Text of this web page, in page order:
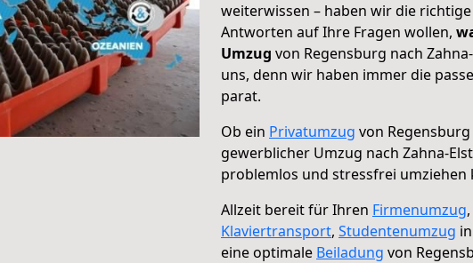
weiterwissen – haben wir die
Antworten auf Ihre Fragen wollen,
Umzug von Regensburg nach
uns, denn wir haben immer die
parat.
Ob ein Privatumzug von
gewerblicher Umzug nach Zahna-
problemlos und stressfrei umziehen
Allzeit bereit für Ihren Firmenumzug,
Klaviertransport, Studentenumzug
eine optimale Beiladung von